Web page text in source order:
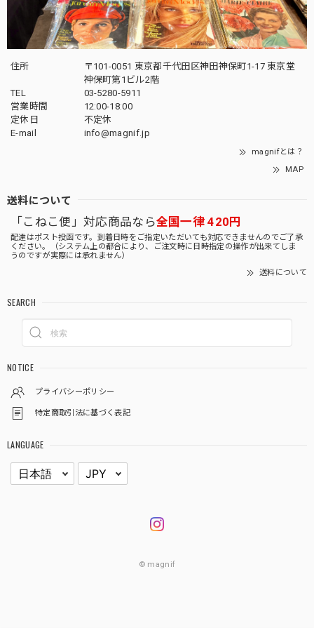
住所
〒101-0051 東京都千代田区神田神保町1-17 東京堂
神保町第1ビル2階
TEL
03-5280-5911
営業時間
12:00-18:00
定休日
不定休
E-mail
info@magnif.jp
magnifとは？
MAP
送料について
「こねこ便」対応商品なら全国一律 420円
配達はポスト投函です。到着日時をご指定いただいても対応できませんのでご了承
ください。（システム上の都合により、ご注文時に日時指定の操作が出来てしま
うのですが実際には承れません）
送料について
SEARCH
NOTICE
プライバシーポリシー
特定商取引法に基づく表記
LANGUAGE
© magnif